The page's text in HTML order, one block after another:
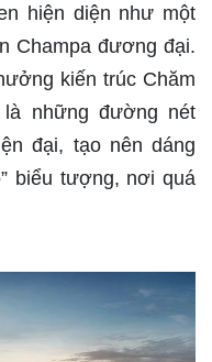
hiện diện như một
Champa đương đại.
kiến trúc Chăm
những đường nét
đại, tạo nên dáng
biểu tượng, nơi quá